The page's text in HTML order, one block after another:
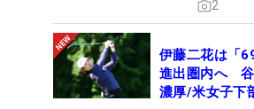
2
伊藤二花は「
進出圏内へ 谷
濃厚/米女子下